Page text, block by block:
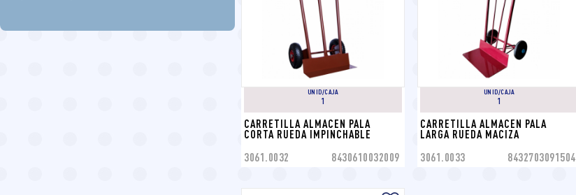
UNID/CAJA
1
CARRETILLA ALMACEN PALA
CORTA RUEDA IMPINCHABLE
3061.0032 8430610032009
UNID/CAJA
1
CARRETILLA ALMACEN PALA
LARGA RUEDA MACIZA
3061.0033 8432703091504